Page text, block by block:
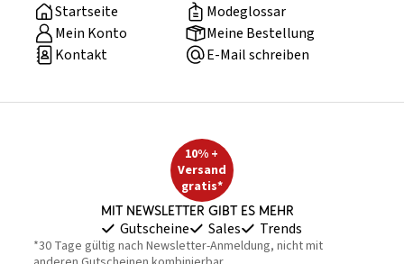
Startseite
Modeglossar
Mein Konto
Meine Bestellung
Kontakt
E-Mail schreiben
10% +
Versand
gratis*
Mit Newsletter gibt es mehr
Gutscheine Sales Trends
*30 Tage gültig nach Newsletter-Anmeldung, nicht mit